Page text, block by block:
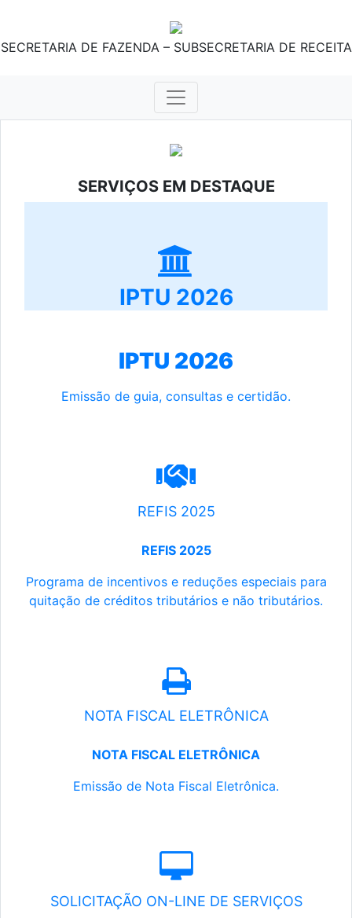
SECRETARIA DE FAZENDA – SUBSECRETARIA DE RECEITA
SERVIÇOS EM DESTAQUE
IPTU 2026
IPTU 2026
Emissão de guia, consultas e certidão.
REFIS 2025
REFIS 2025
Programa de incentivos e reduções especiais para
quitação de créditos tributários e não tributários.
NOTA FISCAL ELETRÔNICA
NOTA FISCAL ELETRÔNICA
Emissão de Nota Fiscal Eletrônica.
SOLICITAÇÃO ON-LINE DE SERVIÇOS